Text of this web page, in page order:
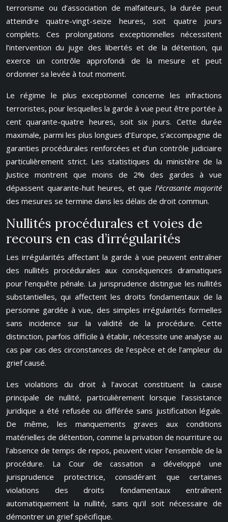
terrorisme ou d’association de malfaiteurs, la durée peut
atteindre quatre-vingt-seize heures, soit quatre jours
complets. Ces prolongations exceptionnelles nécessitent
l’intervention du juge des libertés et de la détention, qui
exerce un contrôle approfondi de la mesure et peut
ordonner sa levée à tout moment.
Le régime le plus exceptionnel concerne les infractions
terroristes, pour lesquelles la garde à vue peut être portée à
cent quarante-quatre heures, soit six jours. Cette durée
maximale, parmi les plus longues d’Europe, s’accompagne de
garanties procédurales renforcées et d’un contrôle judiciaire
particulièrement strict. Les statistiques du ministère de la
Justice montrent que moins de 2% des gardes à vue
dépassent quarante-huit heures, et que l’écrasante majorité
des mesures se termine dans les délais de droit commun.
Nullités procédurales et voies de
recours en cas d’irrégularités
Les irrégularités affectant la garde à vue peuvent entraîner
des nullités procédurales aux conséquences dramatiques
pour l’enquête pénale. La jurisprudence distingue les nullités
substantielles, qui affectent les droits fondamentaux de la
personne gardée à vue, des simples irrégularités formelles
sans incidence sur la validité de la procédure. Cette
distinction, parfois difficile à établir, nécessite une analyse au
cas par cas des circonstances de l’espèce et de l’ampleur du
grief causé.
Les violations du droit à l’avocat constituent la cause
principale de nullité, particulièrement lorsque l’assistance
juridique a été refusée ou différée sans justification légale.
De même, les manquements graves aux conditions
matérielles de détention, comme la privation de nourriture ou
l’absence de temps de repos, peuvent vicier l’ensemble de la
procédure. La Cour de cassation a développé une
jurisprudence protectrice, considérant que certaines
violations des droits fondamentaux entraînent
automatiquement la nullité, sans qu’il soit nécessaire de
démontrer un grief spécifique.